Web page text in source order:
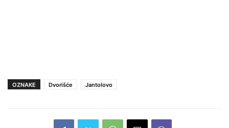
OZNAKE Dvorišće Jantolovo